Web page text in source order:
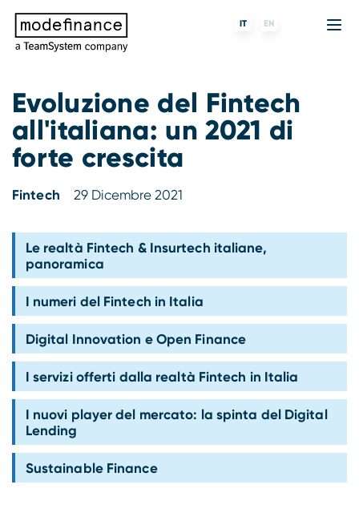
IT EN
Evoluzione del Fintech
all'italiana: un 2021 di
forte crescita
Fintech 29 Dicembre 2021
Le realtà Fintech & Insurtech italiane,
panoramica
I numeri del Fintech in Italia
Digital Innovation e Open Finance
I servizi offerti dalla realtà Fintech in Italia
I nuovi player del mercato: la spinta del Digital
Lending
Sustainable Finance
Agenzia di Rating
Rating ESG
Tigran
s-peek
MORE
ForST
Data Science
API & Plug-N-Play
Fintech
Banche e finanziarie
SGR e fondi
Imprese
Chi siamo
Partner e clienti
Blog
Press center
Contatti
Lavora con noi
Compliance